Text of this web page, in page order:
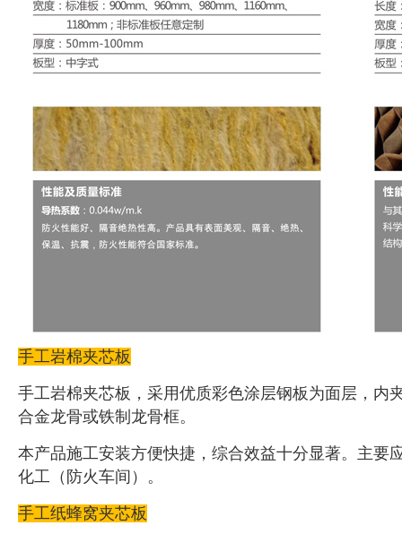
手工岩棉夹芯板
手工岩棉夹芯板，采用优质彩色涂层钢板为面层，内
合金龙骨或铁制龙骨框。
本产品施工安装方便快捷，综合效益十分显著。主要
化工（防火车间）。
手工纸蜂窝夹芯板